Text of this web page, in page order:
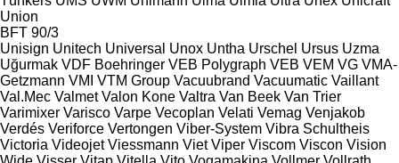
Union
BFT 90/3
Unisign Unitech Universal Unox Untha Urschel Ursus Uzma
Uğurmak VDF Boehringer VEB Polygraph VEB VEM VG VMA-
Getzmann VMI VTM Group Vacuubrand Vacuumatic Vaillant
Val.Mec Valmet Valon Kone Valtra Van Beek Van Trier
Varimixer Varisco Varpe Vecoplan Velati Vemag Venjakob
Verdés Veriforce Vertongen Viber-System Vibra Schultheis
Victoria Videojet Viessmann Viet Viper Viscom Viscon Vision